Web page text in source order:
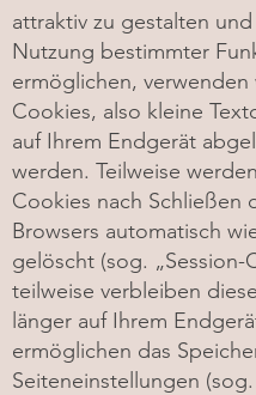
attraktiv zu gestalten
Nutzung bestimmter
ermöglichen, verwenden
Cookies, also kleine
auf Ihrem Endgerät
werden. Teilweise
Cookies nach Schließen
Browsers automatisch
gelöscht (sog. „Session-
teilweise verbleiben
länger auf Ihrem
ermöglichen das
Seiteneinstellungen (sog.